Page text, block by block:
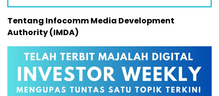
Tentang Infocomm Media Development
Authority (IMDA)